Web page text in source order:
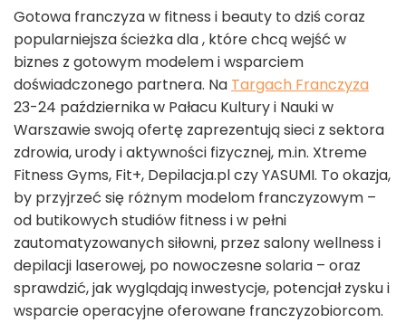
Gotowa franczyza w fitness i beauty to dziś coraz
popularniejsza ścieżka dla , które chcą wejść w
biznes z gotowym modelem i wsparciem
doświadczonego partnera. Na Targach Franczyza
23-24 października w Pałacu Kultury i Nauki w
Warszawie swoją ofertę zaprezentują sieci z sektora
zdrowia, urody i aktywności fizycznej, m.in. Xtreme
Fitness Gyms, Fit+, Depilacja.pl czy YASUMI. To okazja,
by przyjrzeć się różnym modelom franczyzowym –
od butikowych studiów fitness i w pełni
zautomatyzowanych siłowni, przez salony wellness i
depilacji laserowej, po nowoczesne solaria – oraz
sprawdzić, jak wyglądają inwestycje, potencjał zysku i
wsparcie operacyjne oferowane franczyzobiorcom.